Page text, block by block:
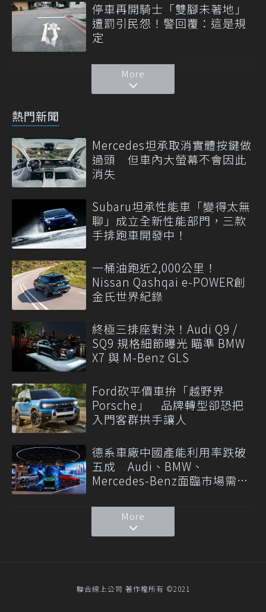
停車再開騎士「雙腳未著地」
遭罰引民怨！警回覆：這是規
定
More
熱門新聞
Mercedes坦承取消實體按鍵做
過頭 但車內大螢幕不會因此
消失
Subaru坦承性能車「變得太無
聊」成立全新性能部門，三款
手排跑車開發中！
一桶油跑近2,000公里！
Nissan Qashqai e-POWER創
金氏世界紀錄
終極三排座對決！Audi Q9 /
SQ9 規格細節曝光 瞄準 BMW
X7 與 M-Benz GLS
Ford砍平價車拚「越野界
Porsche」 品牌轉型卻恐把
入門客群拱手讓人
德系車廠中國產能利用率跌破
五成 Audi、BMW、
Mercedes-Benz面臨市場需求
More
聯合線上公司 著作權所有 ©2021